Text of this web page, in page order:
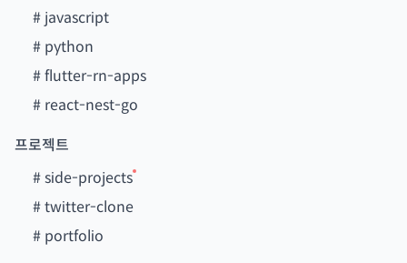
# javascript
# python
#flutter-rn-apps
# react-nest-go
프로젝트
#side-projects
#twitter-clone
# portfolio